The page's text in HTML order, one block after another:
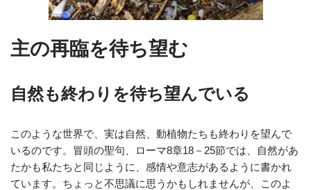
主の再臨を待ち望む
自然も終わりを待ち望んでいる
このような世界で、実は自然、動植物たちも終わりを望んで
いるのです。冒頭の聖句、ローマ8章18－25節では、自然があ
たかも私たちと同じように、感情や意志があるように書かれ
ています。ちょっと不思議に思うかもしれませんが、このよ